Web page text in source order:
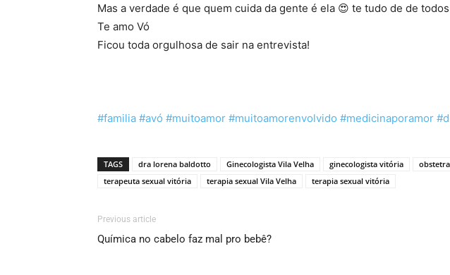
Mas a verdade é que quem cuida da gente é ela 😍 te tudo de de
Te amo Vó
Ficou toda orgulhosa de sair na entrevista!
#familia #avó #muitoamor #muitoamorenvolvido #medicinaporamor
TAGS dra lorena baldotto Ginecologista Vila Velha ginecologista vitória
terapeuta sexual vitória
terapia sexual Vila Velha terapia sexual vitória
Previous article
Química no cabelo faz mal pro bebê?